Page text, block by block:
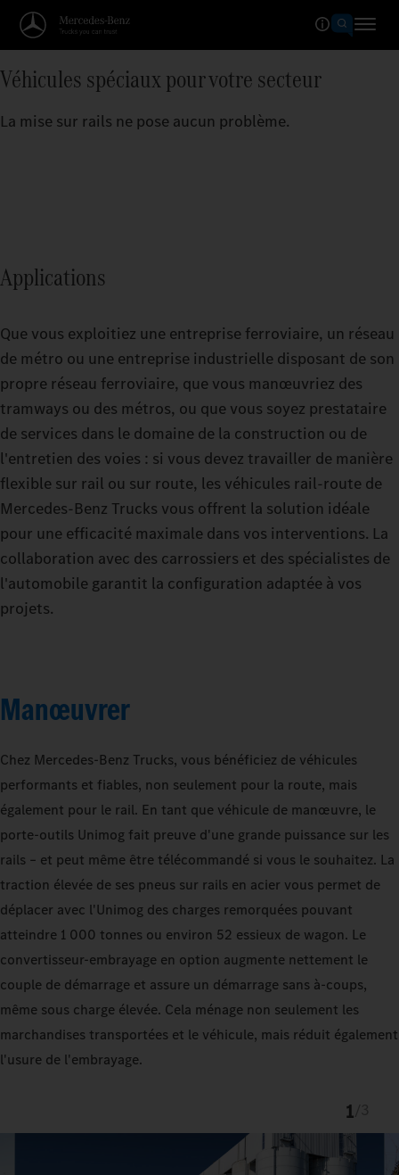
Véhicules spéciaux pour votre secteur
La mise sur rails ne pose aucun problème.
Applications
Que vous exploitiez une entreprise ferroviaire, un réseau
de métro ou une entreprise industrielle disposant de son
propre réseau ferroviaire, que vous manœuvriez des
tramways ou des métros, ou que vous soyez prestataire
de services dans le domaine de la construction ou de
l'entretien des voies : si vous devez travailler de manière
flexible sur rail ou sur route, les véhicules rail-route de
Mercedes‑Benz Trucks vous offrent la solution idéale
pour une efficacité maximale dans vos interventions. La
collaboration avec des carrossiers et des spécialistes de
l'automobile garantit la configuration adaptée à vos
projets.
Manœuvrer
Chez Mercedes‑Benz Trucks, vous bénéficiez de véhicules
performants et fiables, non seulement pour la route, mais
également pour le rail. En tant que véhicule de manœuvre, le
porte-outils Unimog fait preuve d'une grande puissance sur les
rails – et peut même être télécommandé si vous le souhaitez. La
traction élevée de ses pneus sur rails en acier vous permet de
déplacer avec l'Unimog des charges remorquées pouvant
atteindre 1 000 tonnes ou environ 52 essieux de wagon. Le
convertisseur-embrayage en option augmente nettement le
couple de démarrage et assure un démarrage sans à-coups,
même sous charge élevée. Cela ménage non seulement les
marchandises transportées et le véhicule, mais réduit également
l'usure de l'embrayage.
1